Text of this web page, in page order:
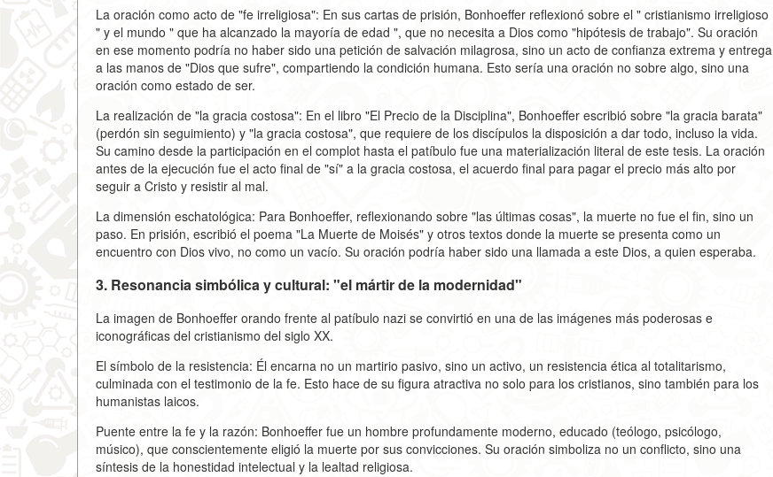
La oración como acto de "fe irreligiosa": En sus cartas de prisión, Bonhoeffer reflexionó sobre el " cristianismo irreligioso
" y el mundo " que ha alcanzado la mayoría de edad ", que no necesita a Dios como "hipótesis de trabajo". Su oración
en ese momento podría no haber sido una petición de salvación milagrosa, sino un acto de confianza extrema y entrega
a las manos de "Dios que sufre", compartiendo la condición humana. Esto sería una oración no sobre algo, sino una
oración como estado de ser.
La realización de "la gracia costosa": En el libro "El Precio de la Disciplina", Bonhoeffer escribió sobre "la gracia barata"
(perdón sin seguimiento) y "la gracia costosa", que requiere de los discípulos la disposición a dar todo, incluso la vida.
Su camino desde la participación en el complot hasta el patíbulo fue una materialización literal de este tesis. La oración
antes de la ejecución fue el acto final de "sí" a la gracia costosa, el acuerdo final para pagar el precio más alto por
seguir a Cristo y resistir al mal.
La dimensión eschatológica: Para Bonhoeffer, reflexionando sobre "las últimas cosas", la muerte no fue el fin, sino un
paso. En prisión, escribió el poema "La Muerte de Moisés" y otros textos donde la muerte se presenta como un
encuentro con Dios vivo, no como un vacío. Su oración podría haber sido una llamada a este Dios, a quien esperaba.
3. Resonancia simbólica y cultural: "el mártir de la modernidad"
La imagen de Bonhoeffer orando frente al patíbulo nazi se convirtió en una de las imágenes más poderosas e
iconográficas del cristianismo del siglo XX.
El símbolo de la resistencia: Él encarna no un martirio pasivo, sino un activo, un resistencia ética al totalitarismo,
culminada con el testimonio de la fe. Esto hace de su figura atractiva no solo para los cristianos, sino también para los
humanistas laicos.
Puente entre la fe y la razón: Bonhoeffer fue un hombre profundamente moderno, educado (teólogo, psicólogo,
músico), que conscientemente eligió la muerte por sus convicciones. Su oración simboliza no un conflicto, sino una
síntesis de la honestidad intelectual y la lealtad religiosa.